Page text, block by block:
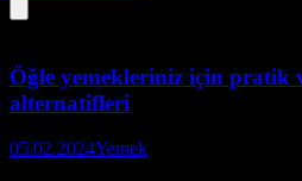
Öğle yemekleriniz için pratik
alternatifleri
05.02.2024Yemek